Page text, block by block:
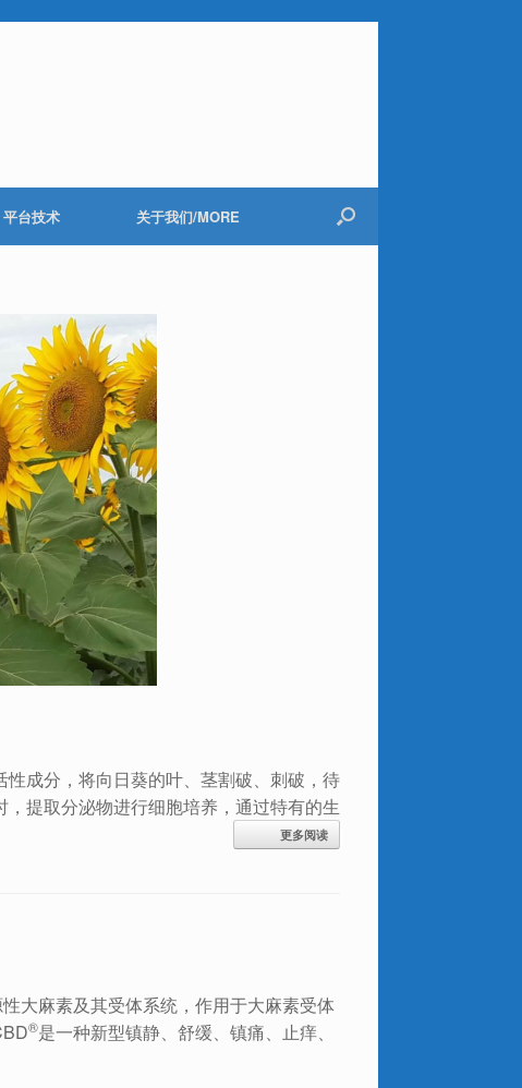
平台技术 关于我们/MORE
成分，将向日葵的叶、茎割破、刺破，待
提取分泌物进行细胞培养，通过特有的生
更多阅读
大麻素及其受体系统，作用于大麻素受体
®是一种新型镇静、舒缓、镇痛、止痒、